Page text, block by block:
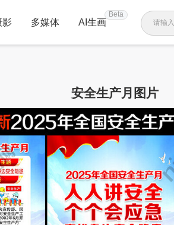
影 多媒体 AI生画
Beta
请输入
安全生产月图片